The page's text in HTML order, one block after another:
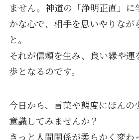
ません。神道の「浄明正直」に
かな心で、相手を思いやりなが
と。
それが信頼を生み、良い縁や運
歩となるのです。
今日から、言葉や態度にほんの
意識してみませんか？
きっと人間関係が柔らかく変わ